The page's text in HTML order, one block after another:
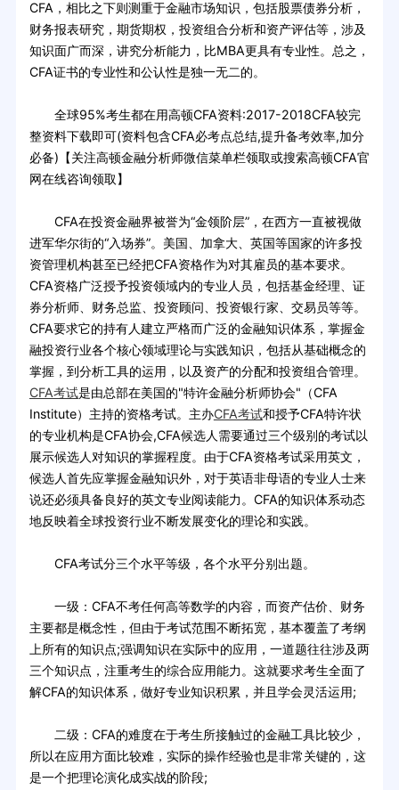
CFA，相比之下则测重于金融市场知识，包括股票债券分析，
财务报表研究，期货期权，投资组合分析和资产评估等，涉及
知识面广而深，讲究分析能力，比MBA更具有专业性。总之，
CFA证书的专业性和公认性是独一无二的。
全球95%考生都在用高顿CFA资料:2017-2018CFA较完
整资料下载即可(资料包含CFA必考点总结,提升备考效率,加分
必备)【关注高顿金融分析师微信菜单栏领取或搜索高顿CFA官
网在线咨询领取】
CFA在投资金融界被誉为“金领阶层”，在西方一直被视做
进军华尔街的“入场券”。美国、加拿大、英国等国家的许多投
资管理机构甚至已经把CFA资格作为对其雇员的基本要求。
CFA资格广泛授予投资领域内的专业人员，包括基金经理、证
券分析师、财务总监、投资顾问、投资银行家、交易员等等。
CFA要求它的持有人建立严格而广泛的金融知识体系，掌握金
融投资行业各个核心领域理论与实践知识，包括从基础概念的
掌握，到分析工具的运用，以及资产的分配和投资组合管理。
CFA考试是由总部在美国的"特许金融分析师协会"（CFA
Institute）主持的资格考试。主办CFA考试和授予CFA特许状
的专业机构是CFA协会,CFA候选人需要通过三个级别的考试以
展示候选人对知识的掌握程度。由于CFA资格考试采用英文，
候选人首先应掌握金融知识外，对于英语非母语的专业人士来
说还必须具备良好的英文专业阅读能力。CFA的知识体系动态
地反映着全球投资行业不断发展变化的理论和实践。
CFA考试分三个水平等级，各个水平分别出题。
一级：CFA不考任何高等数学的内容，而资产估价、财务
主要都是概念性，但由于考试范围不断拓宽，基本覆盖了考纲
上所有的知识点;强调知识在实际中的应用，一道题往往涉及两
三个知识点，注重考生的综合应用能力。这就要求考生全面了
解CFA的知识体系，做好专业知识积累，并且学会灵活运用;
二级：CFA的难度在于考生所接触过的金融工具比较少，
所以在应用方面比较难，实际的操作经验也是非常关键的，这
是一个把理论演化成实战的阶段;